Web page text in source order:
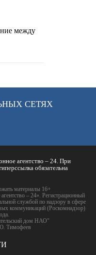
между
СЕТЯХ
агентство – 24. При
обязательна
материалы 16+
– 24». Регистрационный
службой по надзору в сфере
коммуникаций (Роскомнадзор)
дом НАО"
Тимофеев